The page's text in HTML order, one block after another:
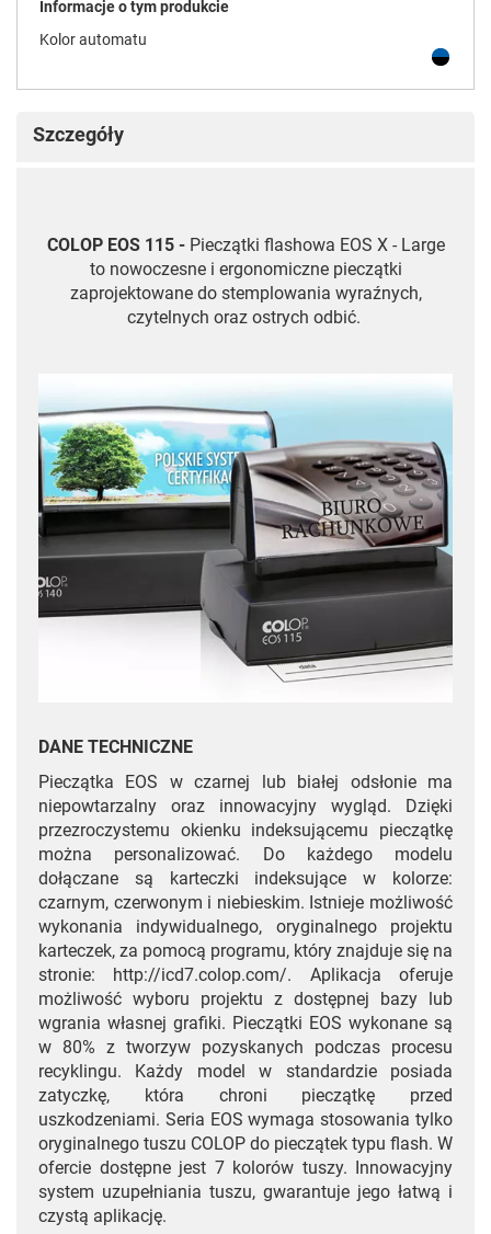
Informacje o tym produkcie
Kolor automatu
Szczegóły
COLOP EOS 115 -Pieczątki flashowa EOS X - Large
to nowoczesne i ergonomiczne pieczątki
zaprojektowane do stemplowania wyraźnych,
czytelnych oraz ostrych odbić.
DANE TECHNICZNE
Pieczątka EOS w czarnej lub białej odsłonie ma
niepowtarzalny oraz innowacyjny wygląd. Dzięki
przezroczystemu okienku indeksującemu pieczątkę
można personalizować. Do każdego modelu
dołączane są karteczki indeksujące w kolorze:
czarnym, czerwonym i niebieskim. Istnieje możliwość
wykonania indywidualnego, oryginalnego projektu
karteczek, za pomocą programu, który znajduje się na
stronie: http://icd7.colop.com/. Aplikacja oferuje
możliwość wyboru projektu z dostępnej bazy lub
wgrania własnej grafiki. Pieczątki EOS wykonane są
w 80% z tworzyw pozyskanych podczas procesu
recyklingu. Każdy model w standardzie posiada
zatyczkę, która chroni pieczątkę przed
uszkodzeniami. Seria EOS wymaga stosowania tylko
oryginalnego tuszu COLOP do pieczątek typu flash. W
ofercie dostępne jest 7 kolorów tuszy. Innowacyjny
system uzupełniania tuszu, gwarantuje jego łatwą i
czystą aplikację.